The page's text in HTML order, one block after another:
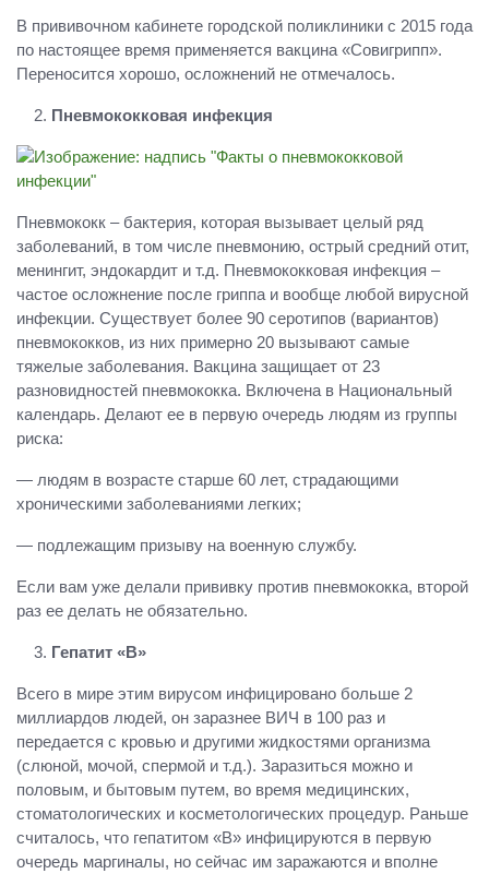
В прививочном кабинете городской поликлиники с 2015 года
по настоящее время применяется вакцина «Совигрипп».
Переносится хорошо, осложнений не отмечалось.
Пневмококковая инфекция
Пневмококк – бактерия, которая вызывает целый ряд
заболеваний, в том числе пневмонию, острый средний отит,
менингит, эндокардит и т.д. Пневмококковая инфекция –
частое осложнение после гриппа и вообще любой вирусной
инфекции. Существует более 90 серотипов (вариантов)
пневмококков, из них примерно 20 вызывают самые
тяжелые заболевания. Вакцина защищает от 23
разновидностей пневмококка. Включена в Национальный
календарь. Делают ее в первую очередь людям из группы
риска:
— людям в возрасте старше 60 лет, страдающими
хроническими заболеваниями легких;
— подлежащим призыву на военную службу.
Если вам уже делали прививку против пневмококка, второй
раз ее делать не обязательно.
Гепатит «В»
Всего в мире этим вирусом инфицировано больше 2
миллиардов людей, он заразнее ВИЧ в 100 раз и
передается с кровью и другими жидкостями организма
(слюной, мочой, спермой и т.д.). Заразиться можно и
половым, и бытовым путем, во время медицинских,
стоматологических и косметологических процедур. Раньше
считалось, что гепатитом «В» инфицируются в первую
очередь маргиналы, но сейчас им заражаются и вполне